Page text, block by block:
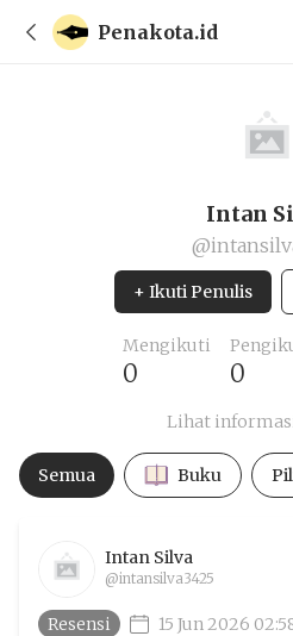
Penakota.id
Intan
+ Ikuti Penulis
Mengikuti
0 0
Lihat
Semua Buku
Intan Silva
@intansilva3425
Resensi 15 Jun 2026